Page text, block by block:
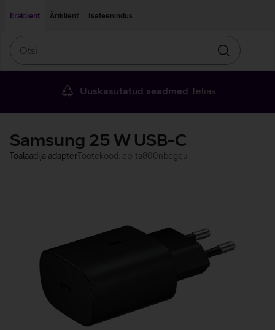
Eraklient
Äriklient Iseteenindus
Otsin
Uuskasutatud seadmed Telias
Samsung 25 W USB-C
Toalaadija adapterTootekood: ep-ta800nbegeu